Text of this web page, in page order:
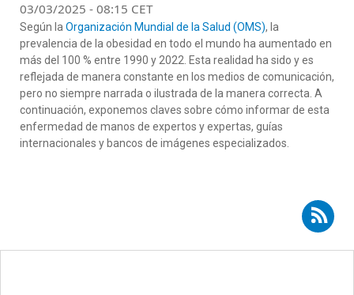
03/03/2025 - 08:15 CET
Según la Organización Mundial de la Salud (OMS), la
prevalencia de la obesidad en todo el mundo ha aumentado en
más del 100 % entre 1990 y 2022. Esta realidad ha sido y es
reflejada de manera constante en los medios de comunicación,
pero no siempre narrada o ilustrada de la manera correcta. A
continuación, exponemos claves sobre cómo informar de esta
enfermedad de manos de expertos y expertas, guías
internacionales y bancos de imágenes especializados.
Suscribirse a RSS - Lilliam Flores